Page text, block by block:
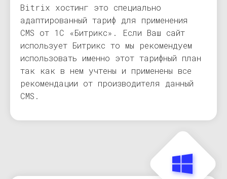
Bitrix хостинг это специально
адаптированный тариф для применения
CMS от 1С «Битрикс». Если Ваш сайт
использует Битрикс то мы рекомендуем
использовать именно этот тарифный план
так как в нем учтены и применены все
рекомендации от производителя данный
CMS.